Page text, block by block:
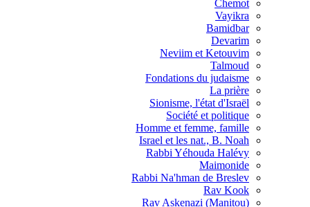
Chemot
Vayikra
Bamidbar
Devarim
Neviim et Ketouvim
Talmoud
Fondations du judaisme
La prière
Sionisme, l'état d'Israël
Société et politique
Homme et femme, famille
Israel et les nat., B. Noah
Rabbi Yéhouda Halévy
Maimonide
Rabbi Na'hman de Breslev
Rav Kook
(Rav Askenazi (Manitou